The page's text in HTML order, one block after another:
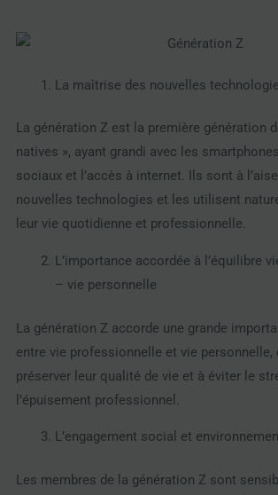
La maîtrise des nouvelles
La génération Z est la première génération
natives », ayant grandi avec les
sociaux et l’accès à internet. Ils sont à
nouvelles technologies et les utilisent
leur vie quotidienne et professionnelle.
L’importance accordée à l’équilibre
– vie personnelle
La génération Z accorde une grande
entre vie professionnelle et vie personnelle,
préserver leur qualité de vie et à éviter le
l’épuisement professionnel.
L’engagement social et
Les membres de la génération Z sont